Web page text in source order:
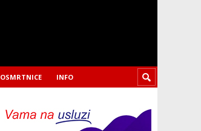
OSMRTNICE INFO